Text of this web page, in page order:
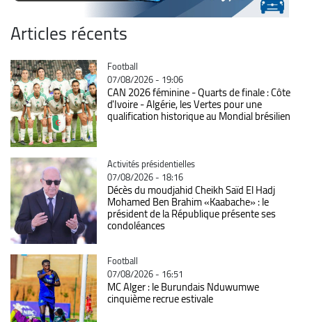
Articles récents
Catégorie
Football
07/08/2026 - 19:06
CAN 2026 féminine - Quarts de finale : Côte
d'Ivoire - Algérie, les Vertes pour une
qualification historique au Mondial brésilien
Catégorie
Activités présidentielles
07/08/2026 - 18:16
Décès du moudjahid Cheikh Saïd El Hadj
Mohamed Ben Brahim «Kaabache» : le
président de la République présente ses
condoléances
Catégorie
Football
07/08/2026 - 16:51
MC Alger : le Burundais Nduwumwe
cinquième recrue estivale